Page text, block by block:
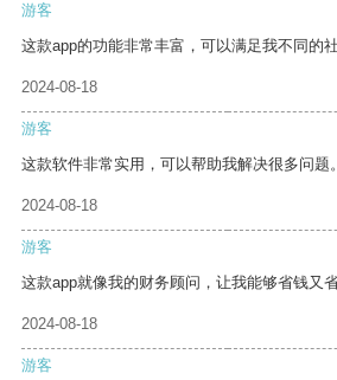
游客
这款app的功能非常丰富，可以满足我不同的社
2024-08-18
游客
这款软件非常实用，可以帮助我解决很多问题。
2024-08-18
游客
这款app就像我的财务顾问，让我能够省钱又省
2024-08-18
游客